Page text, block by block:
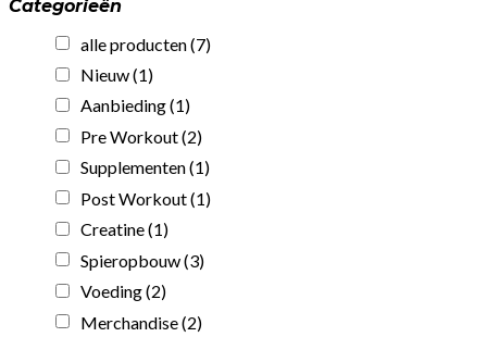
quantity
Categorieën
alle producten(7)
Nieuw(1)
Aanbieding(1)
Pre Workout(2)
Supplementen(1)
Post Workout(1)
Creatine(1)
Spieropbouw(3)
Voeding(2)
Merchandise(2)